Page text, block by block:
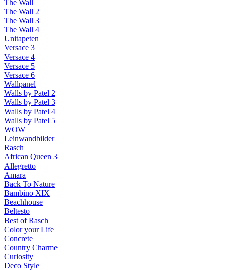
The Wall
The Wall 2
The Wall 3
The Wall 4
Unitapeten
Versace 3
Versace 4
Versace 5
Versace 6
Wallpanel
Walls by Patel 2
Walls by Patel 3
Walls by Patel 4
Walls by Patel 5
WOW
Leinwandbilder
Rasch
African Queen 3
Allegretto
Amara
Back To Nature
Bambino XIX
Beachhouse
Beltesto
Best of Rasch
Color your Life
Concrete
Country Charme
Curiosity
Deco Style